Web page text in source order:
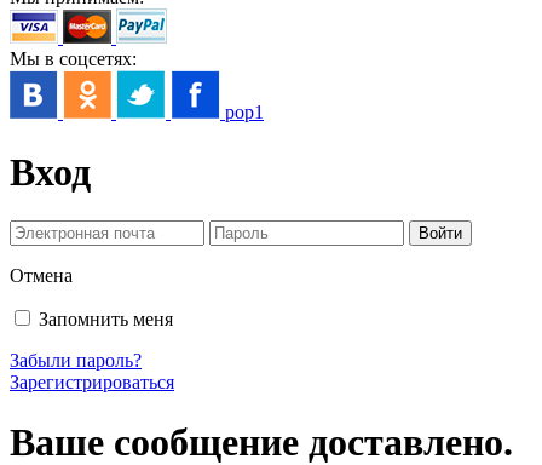
Мы в соцсетях:
pop1
Вход
Отмена
Запомнить меня
Забыли пароль?
Зарегистрироваться
Ваше сообщение доставлено.